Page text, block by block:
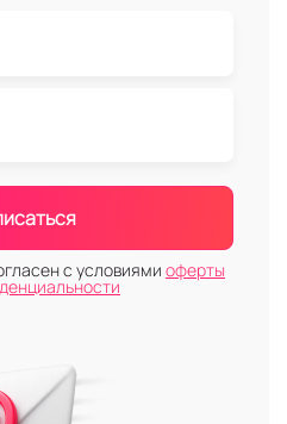
с условиями оферты